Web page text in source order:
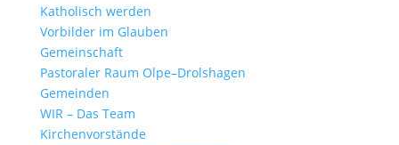
Katho­lisch werden
Vorbilder im Glauben
Gemein­schaft
Pasto­raler Raum Olpe–Drolshagen
Gemeinden
WIR – Das Team
Kirchen­vor­stände